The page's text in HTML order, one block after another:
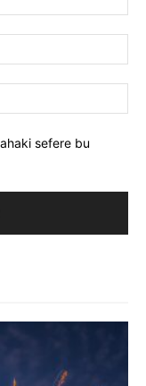
sefere bu